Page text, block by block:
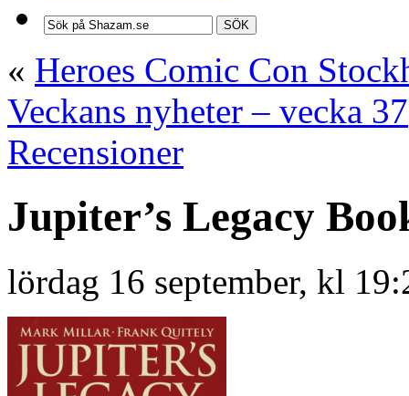
SÖK
« Heroes Comic Con
Veckans nyheter – vecka 37
Recensioner
Jupiter’s Legacy
lördag 16 september, kl